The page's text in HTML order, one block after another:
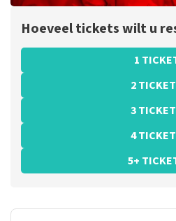
Hoeveel tickets wilt u
1
2
3
4
5+